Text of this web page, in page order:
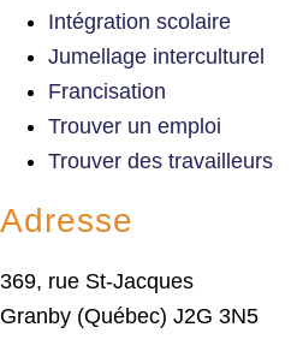
Intégration scolaire
Jumellage interculturel
Francisation
Trouver un emploi
Trouver des travailleurs
Adresse
369, rue St-Jacques
Granby (Québec) J2G 3N5